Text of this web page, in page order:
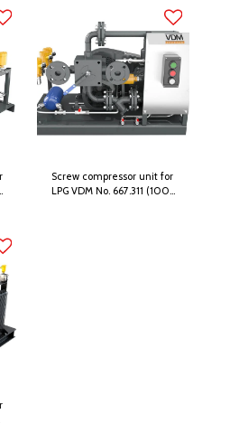
Screw compressor unit for
LPG VDM No. 667.311 (100